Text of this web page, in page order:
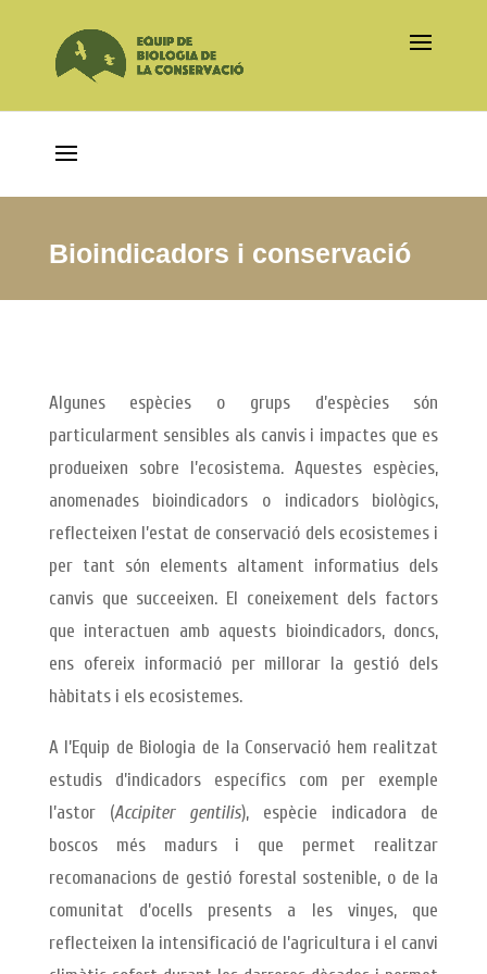
Bioindicadors i conservació
Algunes espècies o grups d’espècies són
particularment sensibles als canvis i impactes que es
produeixen sobre l’ecosistema. Aquestes espècies,
anomenades bioindicadors o indicadors biològics,
reflecteixen l’estat de conservació dels ecosistemes i
per tant són elements altament informatius dels
canvis que succeeixen. El coneixement dels factors
que interactuen amb aquests bioindicadors, doncs,
ens ofereix informació per millorar la gestió dels
hàbitats i els ecosistemes.
A l’Equip de Biologia de la Conservació hem realitzat
estudis d’indicadors específics com per exemple
l’astor (Accipiter gentilis), espècie indicadora de
boscos més madurs i que permet realitzar
recomanacions de gestió forestal sostenible, o de la
comunitat d’ocells presents a les vinyes, que
reflecteixen la intensificació de l’agricultura i el canvi